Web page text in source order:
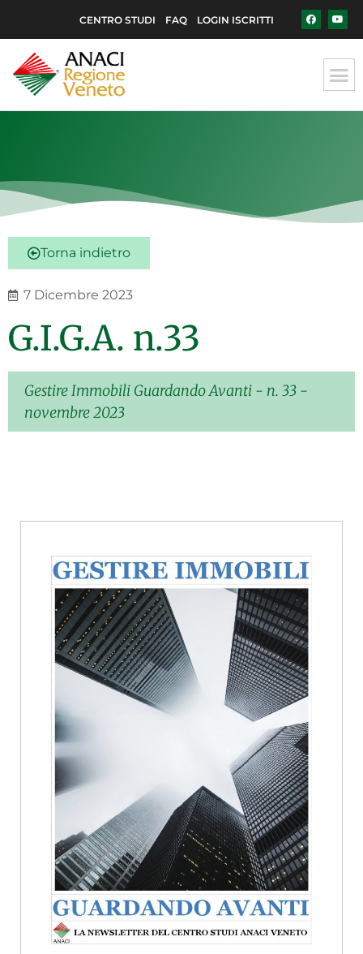
CENTRO STUDI FAQ LOGIN ISCRITTI
Torna indietro
7 Dicembre 2023
G.I.G.A. n.33
Gestire Immobili Guardando Avanti - n. 33 -
novembre 2023